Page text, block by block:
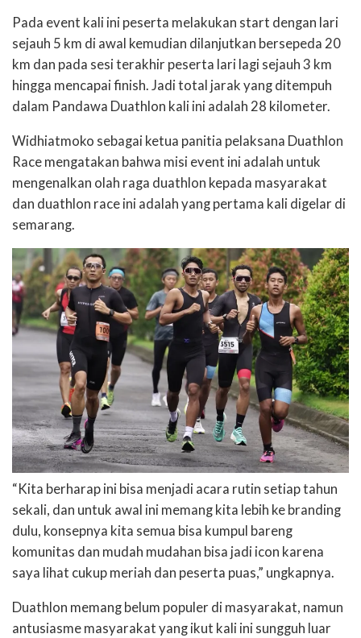
Pada event kali ini peserta melakukan start dengan lari
sejauh 5 km di awal kemudian dilanjutkan bersepeda 20
km dan pada sesi terakhir peserta lari lagi sejauh 3 km
hingga mencapai finish. Jadi total jarak yang ditempuh
dalam Pandawa Duathlon kali ini adalah 28 kilometer.
Widhiatmoko sebagai ketua panitia pelaksana Duathlon
Race mengatakan bahwa misi event ini adalah untuk
mengenalkan olah raga duathlon kepada masyarakat
dan duathlon race ini adalah yang pertama kali digelar di
semarang.
“Kita berharap ini bisa menjadi acara rutin setiap tahun
sekali, dan untuk awal ini memang kita lebih ke branding
dulu, konsepnya kita semua bisa kumpul bareng
komunitas dan mudah mudahan bisa jadi icon karena
saya lihat cukup meriah dan peserta puas,” ungkapnya.
Duathlon memang belum populer di masyarakat, namun
antusiasme masyarakat yang ikut kali ini sungguh luar